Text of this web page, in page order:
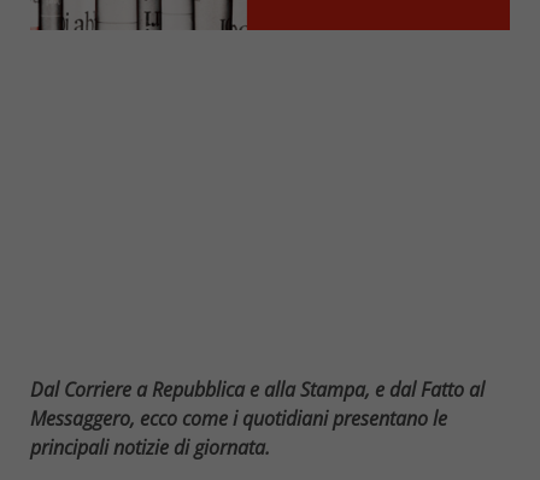
Dal Corriere a Repubblica e alla Stampa, e dal Fatto al
Messaggero, ecco come i quotidiani presentano le
principali notizie di giornata.